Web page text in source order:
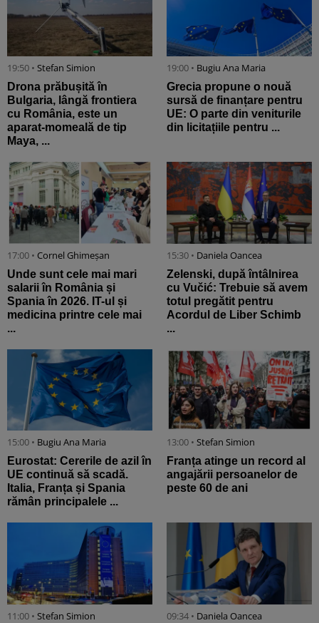
19:50 • Stefan Simion
Drona prăbușită în
Bulgaria, lângă frontiera
cu România, este un
aparat-momeală de tip
Maya, ...
19:00 • Bugiu ⁠Ana Maria
Grecia propune o nouă
sursă de finanțare pentru
UE: O parte din veniturile
din licitațiile pentru ...
17:00 • Cornel Ghimeșan
Unde sunt cele mai mari
salarii în România și
Spania în 2026. IT-ul și
medicina printre cele mai
...
15:30 • Daniela Oancea
Zelenski, după întâlnirea
cu Vučić: Trebuie să avem
totul pregătit pentru
Acordul de Liber Schimb
...
15:00 • Bugiu ⁠Ana Maria
Eurostat: Cererile de azil în
UE continuă să scadă.
Italia, Franța și Spania
rămân principalele ...
13:00 • Stefan Simion
Franța atinge un record al
angajării persoanelor de
peste 60 de ani
11:00 • Stefan Simion 09:34 • Daniela Oancea